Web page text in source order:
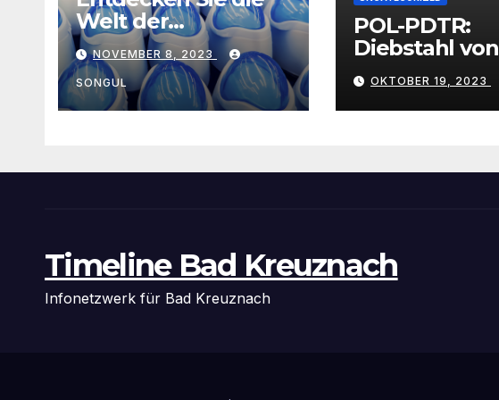
Welt der
Exklusivität:
Arganöl,
Kaktusfeigenkernöl
und
vertrauenswürdige
NOVEMBER 8, 2023
SONGUL
POL-PDTR:
Diebstahl von
Grabschmuck
OKTOBER 19, 2023
Timeline Bad Kreuznach
Infonetzwerk für Bad Kreuznach